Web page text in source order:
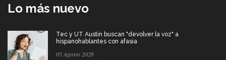
Lo más nuevo
Tec y UT Austin buscan "devolver la voz" a
hispanohablantes con afasia
05 Agosto 2026